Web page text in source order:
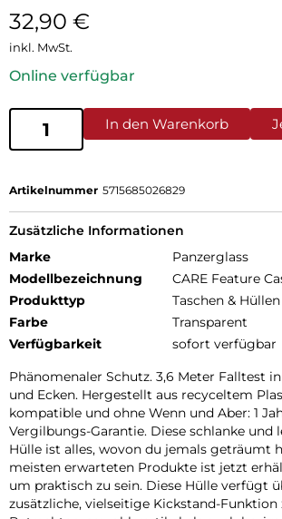
32,90 €
inkl. MwSt.
Online verfügbar
In den Warenkorb
Artikelnummer 5715685026829
Zusätzliche Informationen
Marke
Panzerglass
Modellbezeichnung
CARE Feature
Produkttyp
Taschen & Hüllen
Farbe
Transparent
Verfügbarkeit
sofort verfügbar
Phänomenaler Schutz. 3,6 Meter Falltest
und Ecken. Hergestellt aus recyceltem
kompatible und ohne Wenn und Aber: 1
Vergilbungs-Garantie. Diese schlanke und
Hülle ist alles, wovon du jemals geträumt
meisten erwarteten Produkte ist jetzt
um praktisch zu sein. Diese Hülle verfügt
zusätzliche, vielseitige Kickstand-